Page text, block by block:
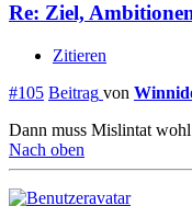
Re: Ziel,
Zitieren
#105 Beitrag von
Dann muss Mislintat
Nach oben